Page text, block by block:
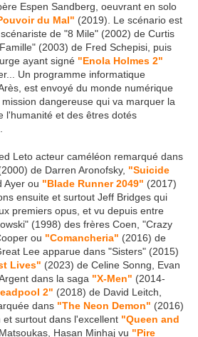
Espen Sandberg, oeuvrant en solo
du Mal" (2019). Le scénario est
de "8 Mile" (2002) de Curtis
(2003) de Fred Schepisi, puis
ayant signé "Enola Holmes 2"
Un programme informatique
est envoyé du monde numérique
dangereuse qui va marquer la
l'humanité et des êtres dotés
Leto acteur caméléon remarqué dans
de Darren Aronofsky, "Suicide
Ayer ou "Blade Runner 2049" (2017)
ensuite et surtout Jeff Bridges qui
premiers opus, et vu depuis entre
(1998) des frères Coen, "Crazy
ou "Comancheria" (2016) de
Lee apparue dans "Sisters" (2015)
Lives" (2023) de Celine Sonng, Evan
dans la saga "X-Men" (2014-
2" (2018) de David Leitch,
dans "The Neon Demon" (2016)
surtout dans l'excellent "Queen and
Hasan Minhaj vu "Pire